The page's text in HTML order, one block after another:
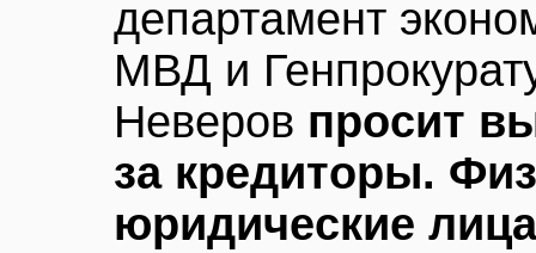
департамент
МВД и
Неверов просит
за кредиторы.
юридические